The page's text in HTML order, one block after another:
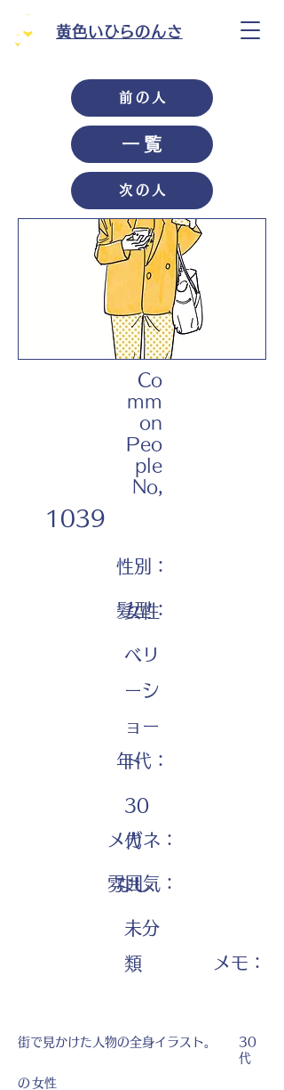
黄色いひらのんさ
前の人
一覧
次の人
Co
mm
on
Peo
ple
No,
1039
性別：
女性
髪型：
ベリ
ーシ
ョー
ト
年代：
30
代
メガネ：
なし
雰囲気：
未分
類
​メモ：
街で見かけた人物の全身イラスト。
30
代
の 女性